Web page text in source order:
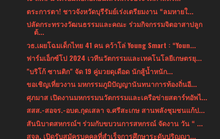
ตระการตา! ชาวจังหวัดบุรีรัมย์เร่งเตรียมงาน “ลมหายใ...
ปลัดกระทรวงวัฒนธรรมและคณะ ร่วมกิจกรรมจิตอาสาปลูก
ต้...
วธ.เผยโฉมเด็กไทย 41 คน คว้าโล่ Young Smart : “Youn...
ฟาร์มเอ็กซ์โป 2024 เวทีนวัตกรรมและเทคโนโลยีเกษตรยุ...
"บริโก้ ซานติก" จัด 19 คู่มวยดุเดือด นักสู้น้ำหนัก...
ขอเชิญเที่ยวงาน มหกรรมภูมิปัญญานันทนาการท้องถิ่นอี...
ศุภมาส เปิดงานมหกรรมนวัตกรรมและเครือข่ายสตาร์ทอัพไ...
สสส.-สอจร.-อบต.กุดเสลา จ.ศรีสะเกษ สานพลังชุมชนแก้ป...
สันนิบาตสหกรณ์ฯ ร่วมกับขบวนการสหกรณ์ จัดงาน วัน “ ...
สจล. เปิดรับสมัครบุคคลที่สำเร็จการศึกษาระดับปริญญา...